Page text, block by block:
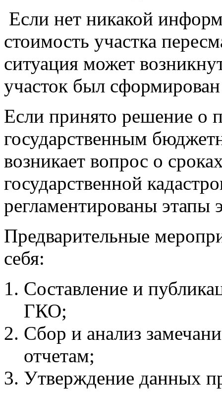
Если нет никакой
стоимость участка
ситуация может
участок был
Если принято решение о
государственным
возникает вопрос о
государственной
регламентированы этапы
Предварительные
себя:
Составление и
ГКО;
Сбор и анализ
отчетам;
Утверждение данных